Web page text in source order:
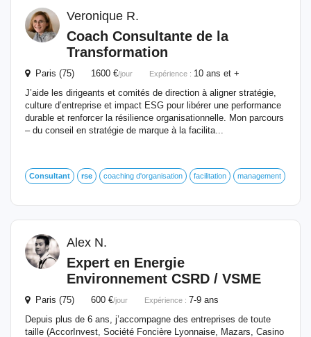
Veronique R.
Coach Consultante de la
Transformation
Paris (75) 1600 €/jour Expérience : 10 ans et +
J’aide les dirigeants et comités de direction à aligner stratégie,
culture d’entreprise et impact ESG pour libérer une performance
durable et renforcer la résilience organisationnelle. Mon parcours
– du conseil en stratégie de marque à la facilita...
Consultant rse coaching d'organisation facilitation management
Alex N.
Expert en Energie
Environnement CSRD / VSME
Paris (75) 600 €/jour Expérience : 7-9 ans
Depuis plus de 6 ans, j’accompagne des entreprises de toute
taille (AccorInvest, Société Foncière Lyonnaise, Mazars, Casino